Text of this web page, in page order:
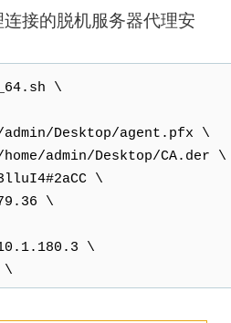
接的脱机服务器代理安
\
Desktop/agent.pfx \
admin/Desktop/CA.der \
\
\
\
\